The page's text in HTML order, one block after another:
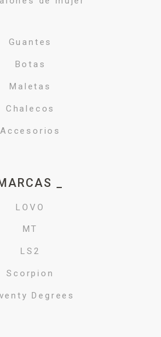
Guantes
Botas
Maletas
Chalecos
Accesorios
_
LOVO
MT
LS2
Scorpion
Degrees